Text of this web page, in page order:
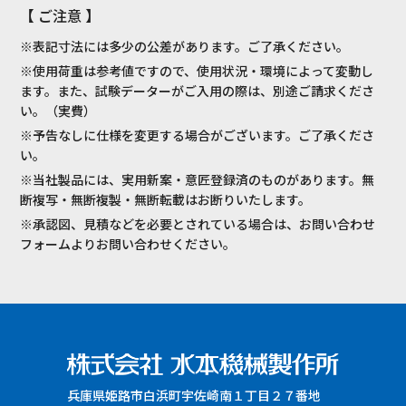
【 ご注意 】
※表記寸法には多少の公差があります。ご了承ください。
※使用荷重は参考値ですので、使用状況・環境によって変動し
ます。また、試験データーがご入用の際は、別途ご請求くださ
い。（実費）
※予告なしに仕様を変更する場合がございます。ご了承くださ
い。
※当社製品には、実用新案・意匠登録済のものがあります。無
断複写・無断複製・無断転載はお断りいたします。
※承認図、見積などを必要とされている場合は、お問い合わせ
フォームよりお問い合わせください。
兵庫県姫路市白浜町宇佐崎南１丁目２７番地